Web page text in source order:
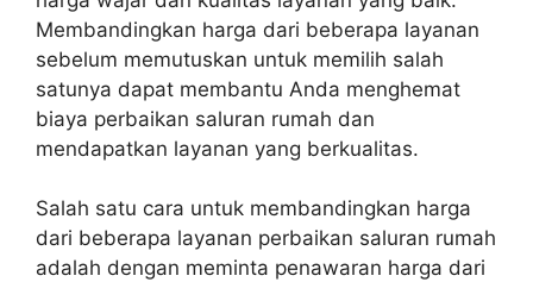
Membandingkan harga dari beberapa layanan
sebelum memutuskan untuk memilih salah
satunya dapat membantu Anda menghemat
biaya perbaikan saluran rumah dan
mendapatkan layanan yang berkualitas.
Salah satu cara untuk membandingkan harga
dari beberapa layanan perbaikan saluran rumah
adalah dengan meminta penawaran harga dari